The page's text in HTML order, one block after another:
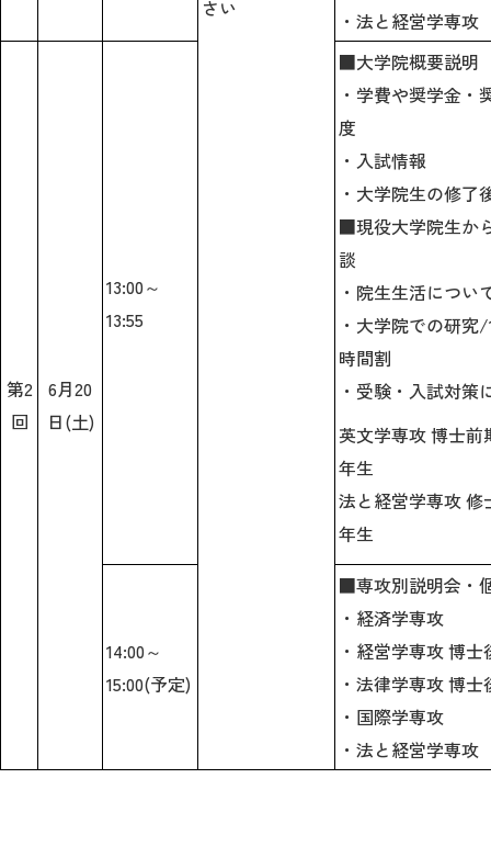
さい
・法と経営学専攻
第2
回
6月20
日(土)
13:00～
13:55
■大学院概要説明
・学費や奨学金・
度
・入試情報
・ 大学院生の修了
■現役大学院生か
談
・院生生活につい
・大学院での研究
時間割
・受験・入試対策
英文学専攻 博士前
年生
法と経営学専攻 修
年生
14:00～
15:00(予定)
■専攻別説明会・
・経済学専攻
・経営学専攻 博
・ 法律学専攻 博士
・国際学専攻
・法と経営学専攻